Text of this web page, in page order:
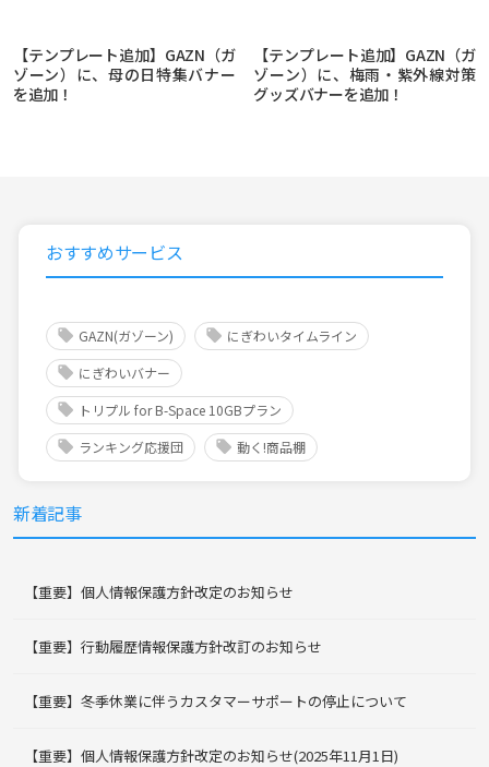
【テンプレート追加】GAZN（ガ
ゾーン）に、母の日特集バナー
を追加！
【テンプレート追加】GAZN（ガ
ゾーン）に、梅雨・紫外線対策
グッズバナーを追加！
おすすめサービス
GAZN(ガゾーン)
にぎわいタイムライン
にぎわいバナー
トリプル for B-Space 10GBプラン
ランキング応援団
動く!商品棚
新着記事
【重要】個人情報保護方針改定のお知らせ
【重要】行動履歴情報保護方針改訂のお知らせ
【重要】冬季休業に伴うカスタマーサポートの停止について
【重要】個人情報保護方針改定のお知らせ(2025年11月1日)